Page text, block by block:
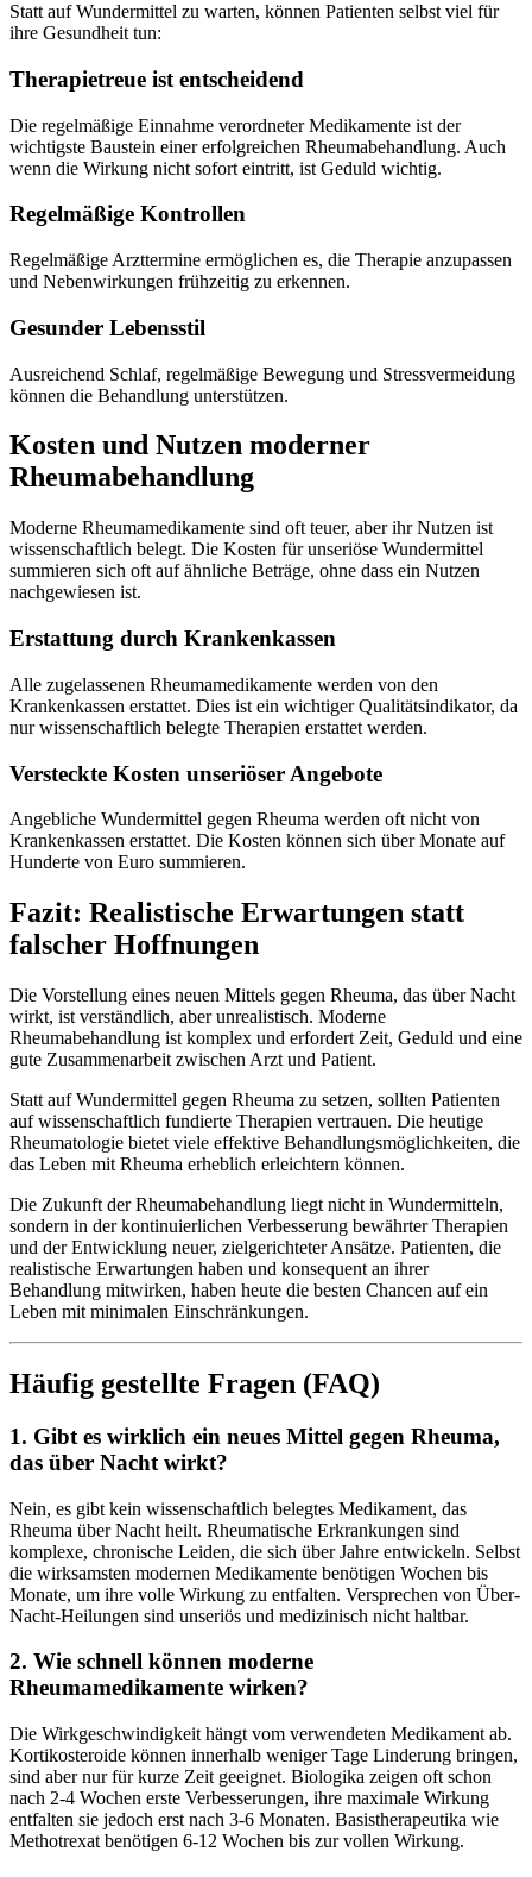
Statt auf Wundermittel zu warten, können Patienten selbst viel für
ihre Gesundheit tun:
Therapietreue ist entscheidend
Die regelmäßige Einnahme verordneter Medikamente ist der
wichtigste Baustein einer erfolgreichen Rheumabehandlung. Auch
wenn die Wirkung nicht sofort eintritt, ist Geduld wichtig.
Regelmäßige Kontrollen
Regelmäßige Arzttermine ermöglichen es, die Therapie anzupassen
und Nebenwirkungen frühzeitig zu erkennen.
Gesunder Lebensstil
Ausreichend Schlaf, regelmäßige Bewegung und Stressvermeidung
können die Behandlung unterstützen.
Kosten und Nutzen moderner
Rheumabehandlung
Moderne Rheumamedikamente sind oft teuer, aber ihr Nutzen ist
wissenschaftlich belegt. Die Kosten für unseriöse Wundermittel
summieren sich oft auf ähnliche Beträge, ohne dass ein Nutzen
nachgewiesen ist.
Erstattung durch Krankenkassen
Alle zugelassenen Rheumamedikamente werden von den
Krankenkassen erstattet. Dies ist ein wichtiger Qualitätsindikator, da
nur wissenschaftlich belegte Therapien erstattet werden.
Versteckte Kosten unseriöser Angebote
Angebliche Wundermittel gegen Rheuma werden oft nicht von
Krankenkassen erstattet. Die Kosten können sich über Monate auf
Hunderte von Euro summieren.
Fazit: Realistische Erwartungen statt
falscher Hoffnungen
Die Vorstellung eines neuen Mittels gegen Rheuma, das über Nacht
wirkt, ist verständlich, aber unrealistisch. Moderne
Rheumabehandlung ist komplex und erfordert Zeit, Geduld und eine
gute Zusammenarbeit zwischen Arzt und Patient.
Statt auf Wundermittel gegen Rheuma zu setzen, sollten Patienten
auf wissenschaftlich fundierte Therapien vertrauen. Die heutige
Rheumatologie bietet viele effektive Behandlungsmöglichkeiten, die
das Leben mit Rheuma erheblich erleichtern können.
Die Zukunft der Rheumabehandlung liegt nicht in Wundermitteln,
sondern in der kontinuierlichen Verbesserung bewährter Therapien
und der Entwicklung neuer, zielgerichteter Ansätze. Patienten, die
realistische Erwartungen haben und konsequent an ihrer
Behandlung mitwirken, haben heute die besten Chancen auf ein
Leben mit minimalen Einschränkungen.
Häufig gestellte Fragen (FAQ)
1. Gibt es wirklich ein neues Mittel gegen Rheuma,
das über Nacht wirkt?
Nein, es gibt kein wissenschaftlich belegtes Medikament, das
Rheuma über Nacht heilt. Rheumatische Erkrankungen sind
komplexe, chronische Leiden, die sich über Jahre entwickeln. Selbst
die wirksamsten modernen Medikamente benötigen Wochen bis
Monate, um ihre volle Wirkung zu entfalten. Versprechen von Über-
Nacht-Heilungen sind unseriös und medizinisch nicht haltbar.
2. Wie schnell können moderne
Rheumamedikamente wirken?
Die Wirkgeschwindigkeit hängt vom verwendeten Medikament ab.
Kortikosteroide können innerhalb weniger Tage Linderung bringen,
sind aber nur für kurze Zeit geeignet. Biologika zeigen oft schon
nach 2-4 Wochen erste Verbesserungen, ihre maximale Wirkung
entfalten sie jedoch erst nach 3-6 Monaten. Basistherapeutika wie
Methotrexat benötigen 6-12 Wochen bis zur vollen Wirkung.